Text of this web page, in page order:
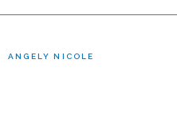
ANGELY NICOLE